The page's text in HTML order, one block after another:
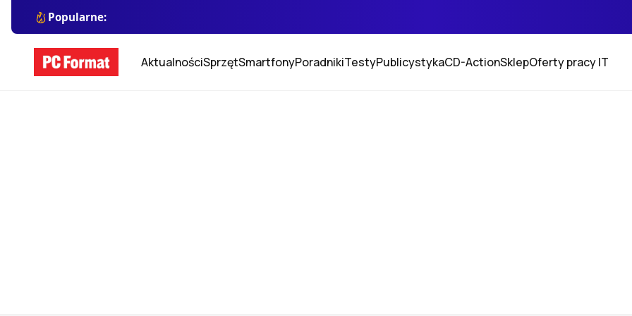
Popularne:
AktualnościSprzętSmartfonyPoradnikiTestyPublicystykaCD-ActionSklepOferty pracy IT